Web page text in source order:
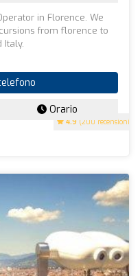
4.9 (200 recensioni)
in Florence. We
from florence to
Italy.
Orario